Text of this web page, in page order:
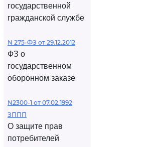
государственной
гражданской службе
N 275-ФЗ от 29.12.2012
ФЗ о
государственном
оборонном заказе
N2300-1 от 07.02.1992
ЗППП
О защите прав
потребителей